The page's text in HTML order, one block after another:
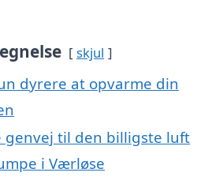
skjul
dyrere at opvarme din
genvej til den billigste luft
i Værløse